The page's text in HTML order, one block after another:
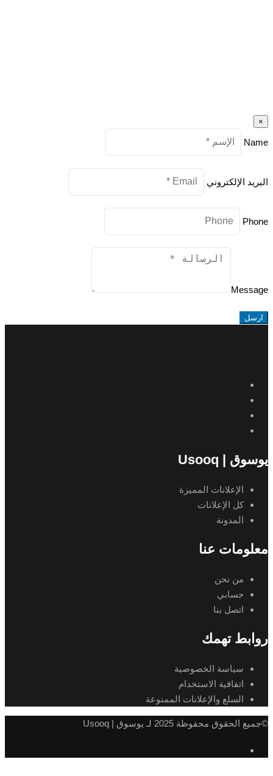
×
Name
البريد الإلكتروني
Phone
Message
ارسل
يوسوق | Usooq
الإعلانات المميزة
كل الإعلانات
المدونة
معلومات عنا
من نحن
حسابي
اتصل بنا
روابط تهمك
سياسة الخصوصية
اتفاقية الاستخدام
السلع والإعلانات الممنوعة
©جميع الحقوق محفوظة 2025 لـ يوسوق | Usooq